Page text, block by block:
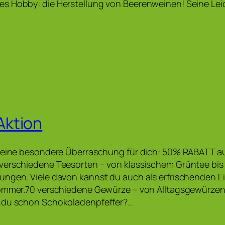
Hobby: die Herstellung von Beerenweinen! Seine
besondere Überraschung für dich: 50% RABATT
Teesorten – von klassischem Grüntee
Viele davon kannst du auch als erfrischenden
verschiedene Gewürze – von
schon Schokoladenpfeffer?…